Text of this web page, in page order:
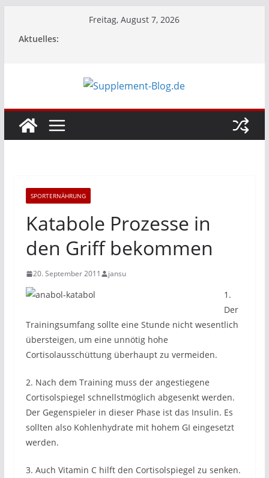
Freitag, August 7, 2026
Aktuelles:
SPORTERNÄHRUNG
Katabole Prozesse in
den Griff bekommen
20. September 2011 jansu
1.
Der
Trainingsumfang sollte eine Stunde nicht wesentlich
übersteigen, um eine unnötig hohe
Cortisolausschüttung überhaupt zu vermeiden.
2. Nach dem Training muss der angestiegene
Cortisolspiegel schnellstmöglich abgesenkt werden.
Der Gegenspieler in dieser Phase ist das Insulin. Es
sollten also Kohlenhydrate mit hohem GI eingesetzt
werden.
3. Auch Vitamin C hilft den Cortisolspiegel zu senken.